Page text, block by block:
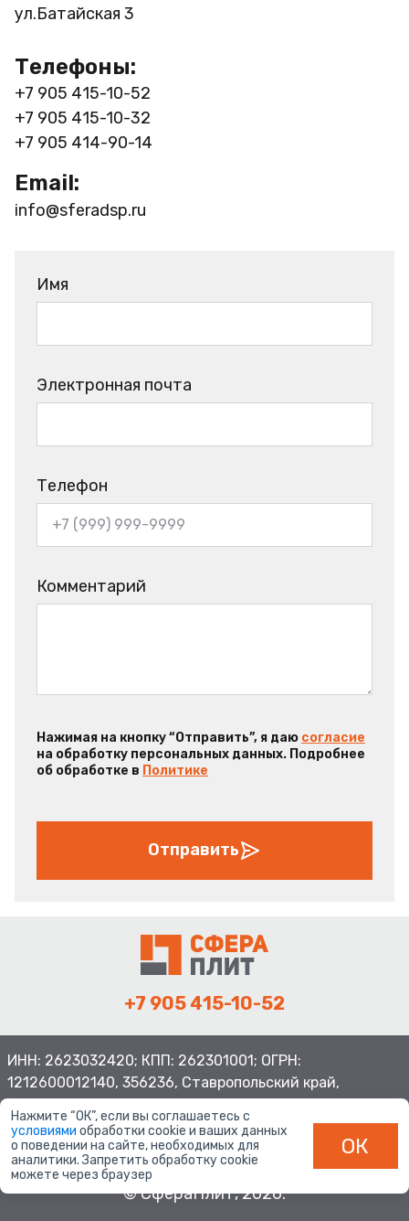
ул.Батайская 3
Телефоны:
+7 905 415-10-52
+7 905 415-10-32
+7 905 414-90-14
Email:
info@sferadsp.ru
Имя
Электронная почта
Телефон
Комментарий
Нажимая на кнопку “Отправить”, я даю согласие
на обработку персональных данных. Подробнее
об обработке в Политике
Отправить
+7 905 415-10-52
ИНН: 2623032420; КПП: 262301001; ОГРН:
1212600012140, 356236, Ставропольский край,
© СфераПлит, 2026.
Нажмите “ОК”, если вы соглашаетесь с
условиями обработки cookie и ваших данных
о поведении на сайте, необходимых для
аналитики. Запретить обработку cookie
можете через браузер
ОК